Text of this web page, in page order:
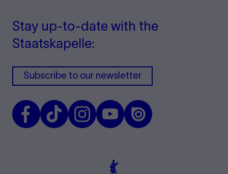
Stay up-to-date with the
Staatskapelle:
Subscribe to our newsletter
FacebookTikTok InstagramYoutubeIssuu